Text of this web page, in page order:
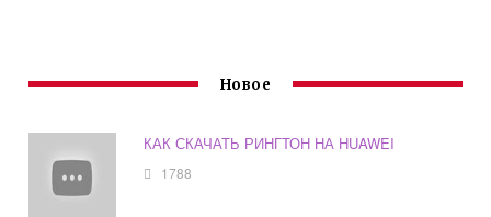
Новое
КАК СКАЧАТЬ РИНГТОН НА HUAWEI
1788